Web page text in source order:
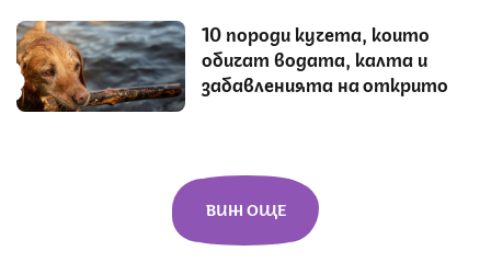
10 породи кучета, които
обичат водата, калта и
забавленията на открито
ВИЖ ОЩЕ